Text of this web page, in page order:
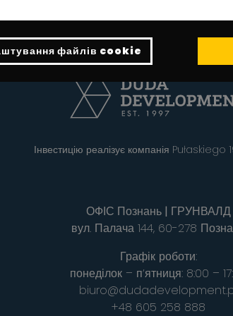
файлів cookie
Інвестицію реалізує компанія Pułaskiego
ОФІС Познань | ГРУНВАЛД
вул. Палача 144, 60-278
Графік роботи:
понеділок – п’ятниця: 8:00 –
+48 605 258 888